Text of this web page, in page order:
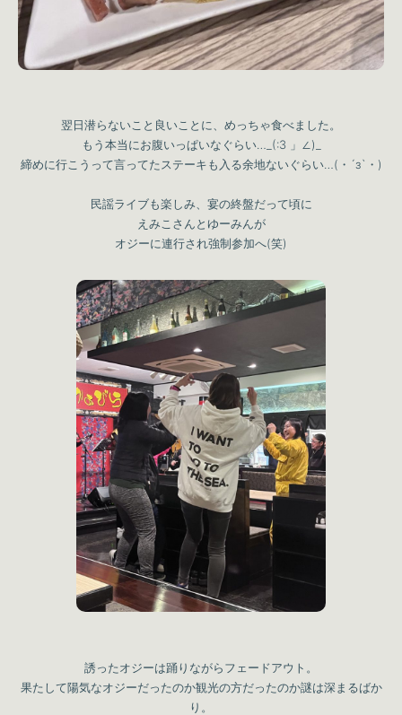
翌日潜らないこと良いことに、めっちゃ食べました。
もう本当にお腹いっぱいなぐらい…_(:3 」∠)_
締めに行こうって言ってたステーキも入る余地ないぐらい…(・´з`・)
民謡ライブも楽しみ、宴の終盤だって頃に
えみこさんとゆーみんが
オジーに連行され強制参加へ(笑)
誘ったオジーは踊りながらフェードアウト。
果たして陽気なオジーだったのか観光の方だったのか謎は深まるばか
り。